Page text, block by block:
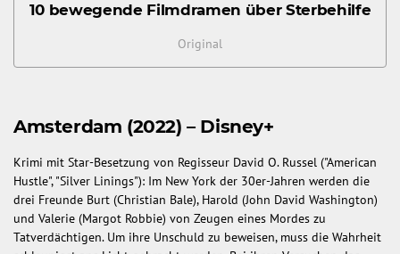
10 bewegende Filmdramen über Sterbehilfe
Original
Amsterdam (2022) – Disney+
Krimi mit Star-Besetzung von Regisseur David O. Russel ("American
Hustle", "Silver Linings"): Im New York der 30er-Jahren werden die
drei Freunde Burt (Christian Bale), Harold (John David Washington)
und Valerie (Margot Robbie) von Zeugen eines Mordes zu
Tatverdächtigen. Um ihre Unschuld zu beweisen, muss die Wahrheit